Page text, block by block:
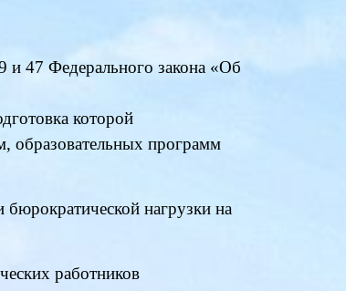
и 47 Федерального закона «Об
которой
образовательных программ
нагрузки на
работников